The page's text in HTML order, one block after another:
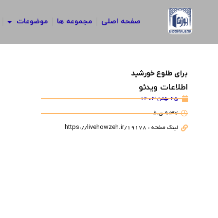
صفحه اصلی مجموعه ها موضوعات
برای طلوع خورشید
اطلاعات ویدئو
25 بهمن 1403
9:37 ق.ظ
لینک صفحه : https://livehowzeh.ir/19178